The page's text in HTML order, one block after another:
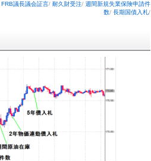
FRB議長議会証言/ 耐久財受注/ 週間新規失業保険申請件
数/ 長期国債入札/